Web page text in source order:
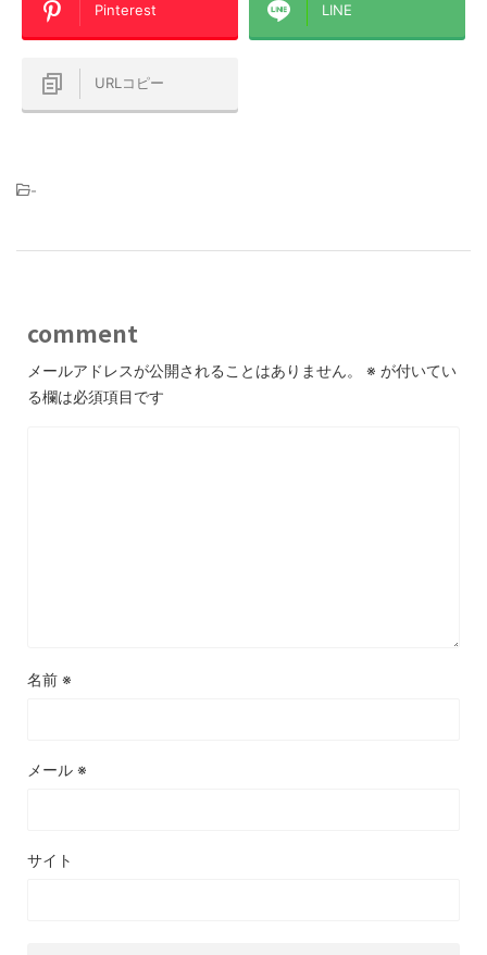
Pinterest LINE
URLコピー
-
comment
メールアドレスが公開されることはありません。 ※ が付いてい
る欄は必須項目です
名前 ※
メール ※
サイト